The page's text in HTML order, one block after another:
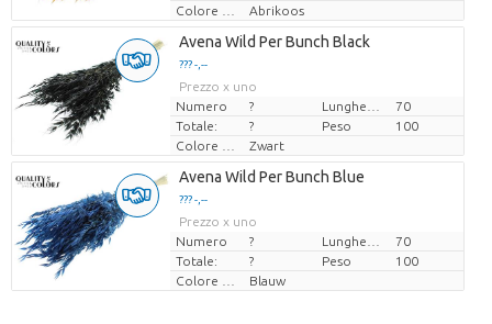
Abrikoos
Avena Wild Per Bunch Black
??? -,--
Prezzo x uno
Numero
?
70
Totale:
? Peso
100
Zwart
Avena Wild Per Bunch Blue
??? -,--
Prezzo x uno
Numero
?
70
Totale:
? Peso
100
Blauw